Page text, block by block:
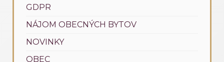
GDPR
NÁJOM OBECNÝCH BYTOV
NOVINKY
OBEC